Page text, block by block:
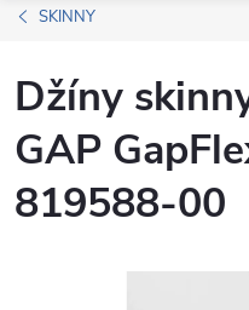
SKINNY
Džíny
GAP
819588-00